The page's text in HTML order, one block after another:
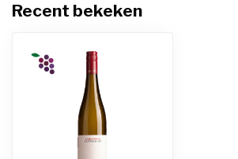
Recent bekeken